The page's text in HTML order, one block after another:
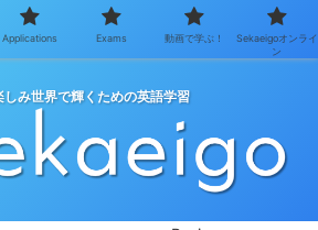
しみ世界で輝くための英語学習
Applications Exams 動画で学ぶ！
Sekaeigoオンライ
ン